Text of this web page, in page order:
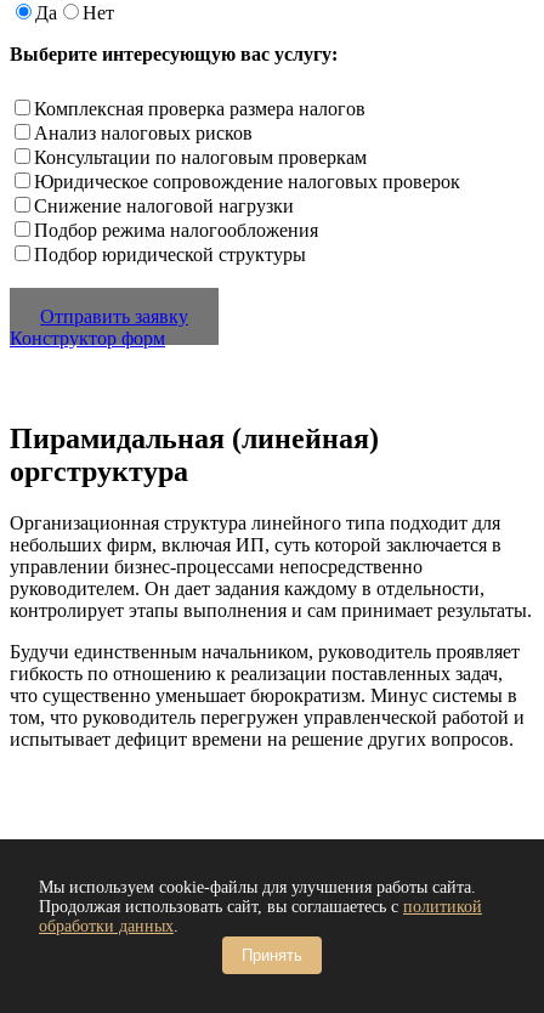
Да
Нет
Выберите интересующую вас услугу:
Комплексная проверка размера налогов
Анализ налоговых рисков
Консультации по налоговым проверкам
Юридическое сопровождение налоговых проверок
Снижение налоговой нагрузки
Подбор режима налогообложения
Подбор юридической структуры
Отправить заявку
Конструктор форм
Пирамидальная (линейная)
оргструктура
Организационная структура линейного типа подходит для
небольших фирм, включая ИП, суть которой заключается в
управлении бизнес-процессами непосредственно
руководителем. Он дает задания каждому в отдельности,
контролирует этапы выполнения и сам принимает результаты.
Будучи единственным начальником, руководитель проявляет
гибкость по отношению к реализации поставленных задач,
что существенно уменьшает бюрократизм. Минус системы в
том, что руководитель перегружен управленческой работой и
испытывает дефицит времени на решение других вопросов.
Что вы получаете в
результате работы с нами
Мы используем cookie-файлы для улучшения работы сайта.
Продолжая использовать сайт, вы соглашаетесь с политикой
обработки данных.
Принять